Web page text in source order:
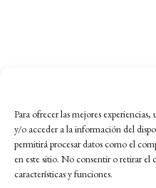
Para ofrecer las mejores
y/o acceder a la información del
permitirá procesar datos como el
en este sitio. No consentir o retirar
características y funciones.